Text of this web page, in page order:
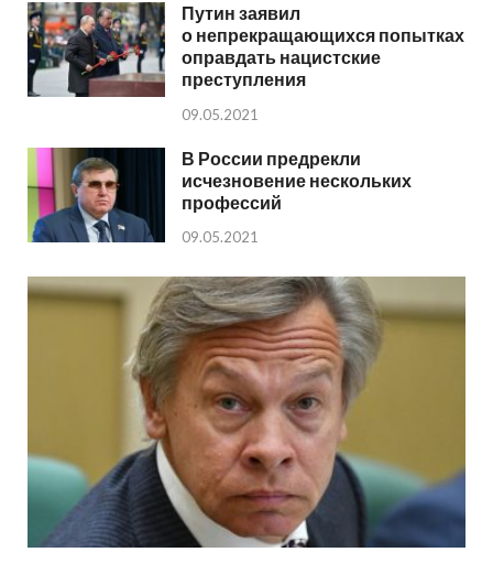
Путин заявил
о непрекращающихся попытках
оправдать нацистские
преступления
09.05.2021
В России предрекли
исчезновение нескольких
профессий
09.05.2021